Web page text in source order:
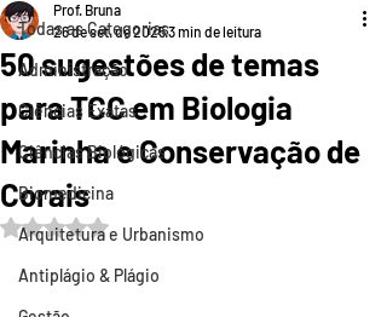
Todas as Categorias
Administração
Ciências Exatas
Ciências Biológicas
Biomedicina
Arquitetura e Urbanismo
Antiplágio & Plágio
50 sugestões de temas
para TCC em Biologia
Marinha e Conservação de
Corais
Prof. Bruna
26 de set. de 20253 min de leitura
Avaliado com NaN de 5 estrelas.